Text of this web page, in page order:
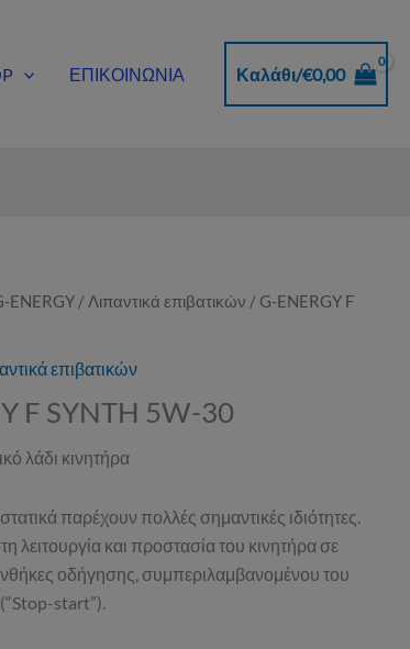
ΕΠΙΚΟΙΝΩΝΙΑ Καλάθι/€0,00
ENERGY /Λιπαντικά επιβατικών / G-ENERGY F
επιβατικών
F SYNTH 5W-30
λάδι κινητήρα
παρέχουν πολλές σημαντικές ιδιότητες.
λειτουργία και προστασία του κινητήρα σε
οδήγησης, συμπεριλαμβανομένου του
start”).